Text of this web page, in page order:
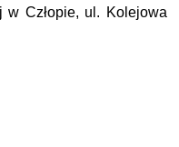
w Człopie, ul. Kolejowa